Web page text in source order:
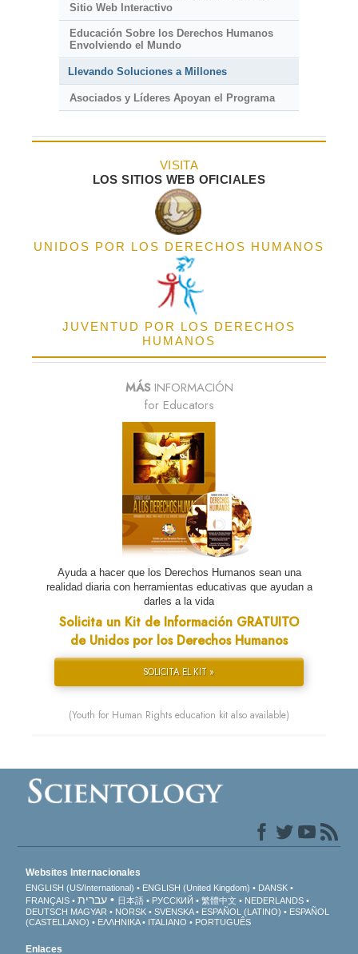
Sitio Web Interactivo
Educación Sobre los Derechos Humanos
Envolviendo el Mundo
Llevando Soluciones a Millones
Asociados y Líderes Apoyan el Programa
VISITA
LOS SITIOS WEB OFICIALES
UNIDOS POR LOS DERECHOS HUMANOS
JUVENTUD POR LOS DERECHOS
HUMANOS
MÁSINFORMACIÓN
for Educators
Ayuda a hacer que los Derechos Humanos sean una
realidad diaria con herramientas educativas que ayudan a
darles a la vida
Solicita un Kit de Información GRATUITO
de Unidos por los Derechos Humanos
SOLICITA EL KIT »
(Youth for Human Rights education kit also available)
Websites Internacionales
ENGLISH (US/International) ENGLISH (United Kingdom)
DANSK
FRANÇAIS
עברית 日本語 РУССКИЙ 繁體中文
NEDERLANDS
DEUTSCH MAGYAR NORSK SVENSKA ESPAÑOL (LATINO)
ESPAÑOL
(CASTELLANO)
ΕΛΛΗΝΙΚA ITALIANO PORTUGUÊS
Enlaces